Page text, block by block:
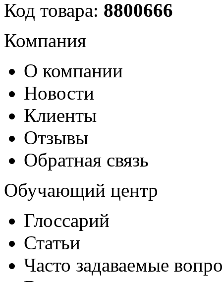
Код товара: 8800666
Компания
О компании
Новости
Клиенты
Отзывы
Обратная связь
Обучающий центр
Глоссарий
Статьи
Часто задаваемые